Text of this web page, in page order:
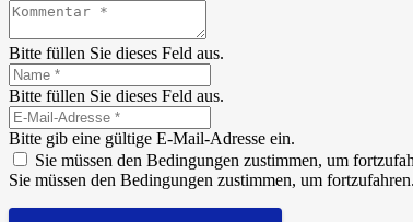
Bitte füllen Sie dieses Feld aus.
Bitte füllen Sie dieses Feld aus.
Bitte gib eine gültige E-Mail-Adresse ein.
Sie müssen den Bedingungen zustimmen, um
Sie müssen den Bedingungen zustimmen, um fortzufahren.